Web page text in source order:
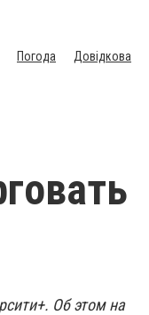
Погода Довідкова
Об этом на